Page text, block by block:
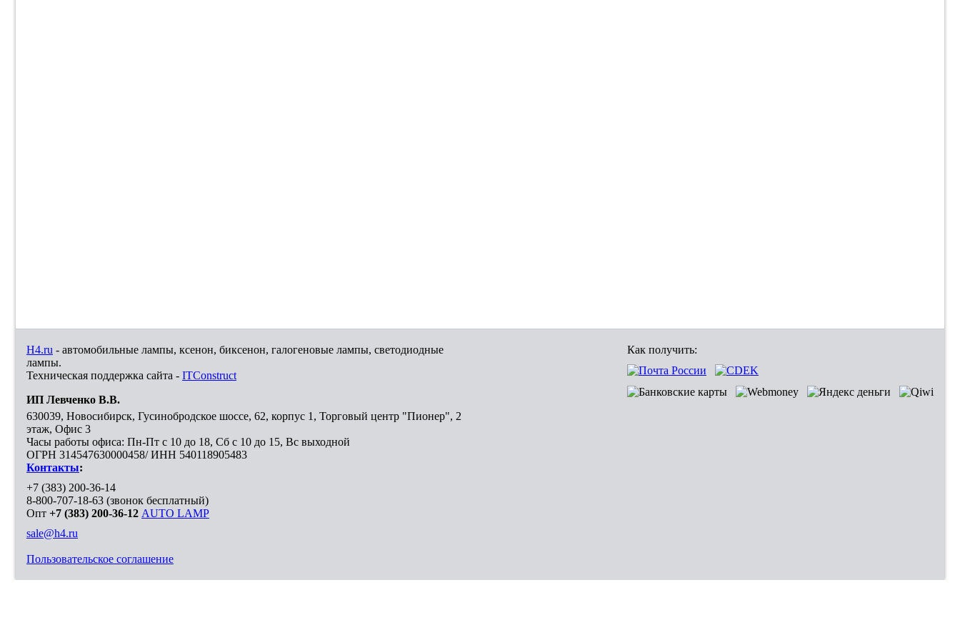
H4.ru - автомобильные лампы, ксенон, биксенон, галогеновые лампы, светодиодные
лампы.
Техническая поддержка сайта - ITConstruct
ИП Левченко В.В.
630039, Новосибирск, Гусинобродское шоссе, 62, корпус 1, Торговый центр "Пионер", 2
этаж, Офис 3
Часы работы офиса: Пн-Пт с 10 до 18, Сб с 10 до 15, Вс выходной
ОГРН 314547630000458/ ИНН 540118905483
Контакты:
+7 (383) 200-36-14
8-800-707-18-63 (звонок бесплатный)
Опт +7 (383) 200-36-12 AUTO LAMP
sale@h4.ru
Пользовательское соглашение
Как получить: